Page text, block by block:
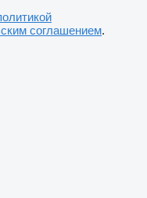
соглашением.